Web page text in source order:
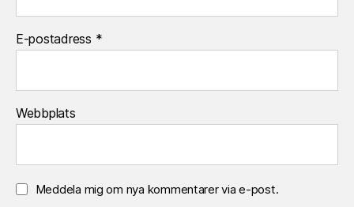
E-postadress *
Webbplats
Meddela mig om nya kommentarer via e-post.